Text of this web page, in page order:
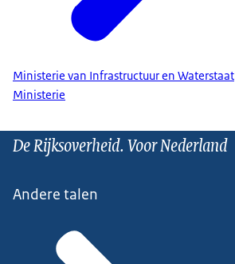
Ministerie van Infrastructuur en Waterstaat
Ministerie
De Rijksoverheid. Voor Nederland
Andere talen